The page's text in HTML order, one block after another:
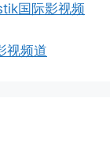
国际影视频
视频道